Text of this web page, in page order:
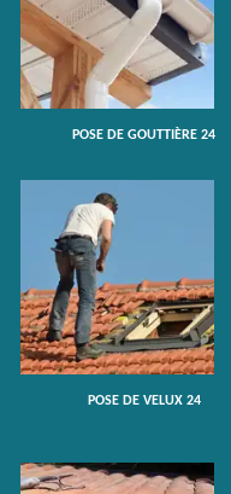
POSE DE GOUTTIÈRE 24
POSE DE VELUX 24